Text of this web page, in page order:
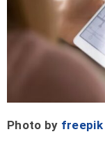
Photo by freepik